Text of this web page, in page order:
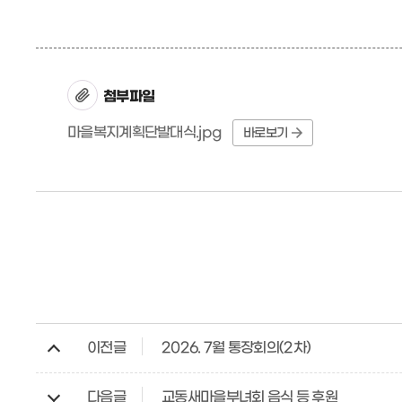
첨부파일
마을복지계획단발대식.jpg 바로보기
이전글 2026. 7월 통장회의(2차)
다음글 교동새마을부녀회 음식 등 후원